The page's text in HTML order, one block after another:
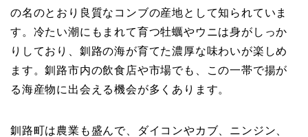
の名のとおり良質なコンブの産地として知られていま
す。冷たい潮にもまれて育つ牡蠣やウニは身がしっか
りしており、釧路の海が育てた濃厚な味わいが楽しめ
ます。釧路市内の飲食店や市場でも、この一帯で揚が
る海産物に出会える機会が多くあります。
釧路町は農業も盛んで、ダイコンやカブ、ニンジン、